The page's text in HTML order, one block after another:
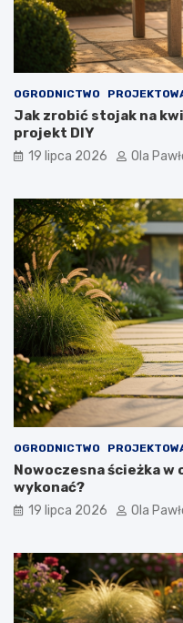
OGRODNICTWO
Jak zrobić stojak na
projekt DIY
19 lipca 2026 Ola
OGRODNICTWO
Nowoczesna ścieżka w
wykonać?
19 lipca 2026 Ola